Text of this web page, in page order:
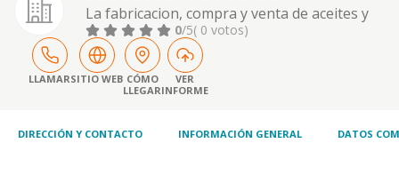
La fabricacion, compra y venta de aceites y
grasas, vegetales y animales. el comercio al
por mayor y al por menor de toda clase de
productos alimenticios y bebidas. las
actividades enumeradas anteriormente
podran ser rea
0/5( 0 votos)
LLAMARSITIO WEB CÓMO
LLEGAR
VER
INFORME
DIRECCIÓN Y CONTACTO INFORMACIÓN GENERAL DATOS